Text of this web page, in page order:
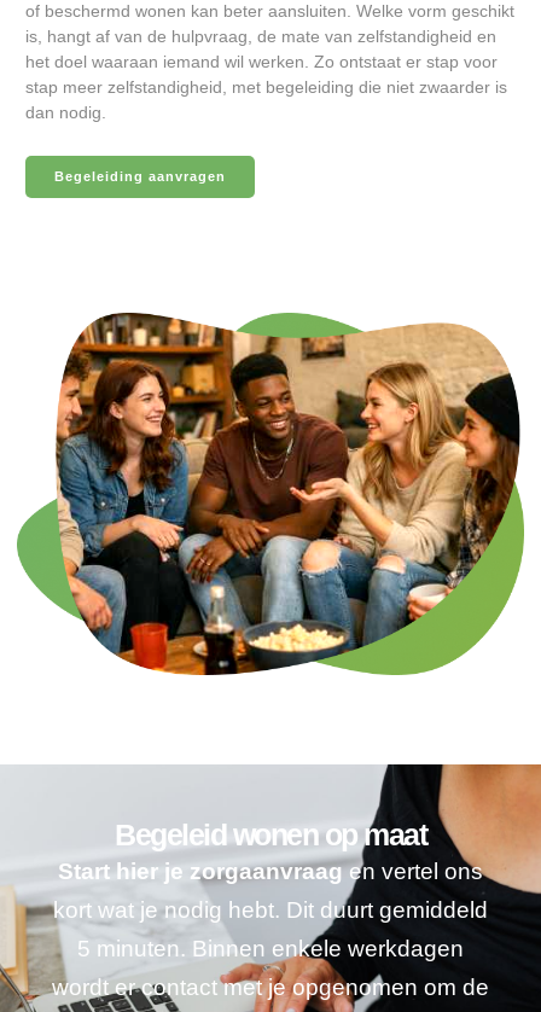
of beschermd wonen kan beter aansluiten. Welke vorm geschikt
is, hangt af van de hulpvraag, de mate van zelfstandigheid en
het doel waaraan iemand wil werken. Zo ontstaat er stap voor
stap meer zelfstandigheid, met begeleiding die niet zwaarder is
dan nodig.
Begeleiding aanvragen
Begeleid wonen op maat
Start hier je zorgaanvraagen vertel ons
kort wat je nodig hebt. Dit duurt gemiddeld
5 minuten. Binnen enkele werkdagen
wordt er contact met je opgenomen om de